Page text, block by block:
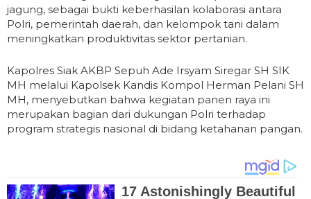
jagung, sebagai bukti keberhasilan kolaborasi antara
Polri, pemerintah daerah, dan kelompok tani dalam
meningkatkan produktivitas sektor pertanian.
Kapolres Siak AKBP Sepuh Ade Irsyam Siregar SH SIK
MH melalui Kapolsek Kandis Kompol Herman Pelani SH
MH, menyebutkan bahwa kegiatan panen raya ini
merupakan bagian dari dukungan Polri terhadap
program strategis nasional di bidang ketahanan pangan.